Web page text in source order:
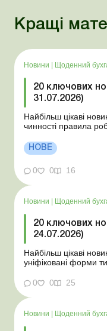
Кращі
Новини | Щоденний
20 ключових
31.07.2026)
Найбільш цікаві
чинності правила
стан Для сільгосппідприємств і ФОП запроваджено нові
одноразові статистичні форми З 2
порядок
НОВЕ
0 0 16
Новини | Щоденний
20 ключових
24.07.2026)
Найбільш цікаві
уніфіковані форми
координаційного
працівника
0 0 25
Новини Щоденний